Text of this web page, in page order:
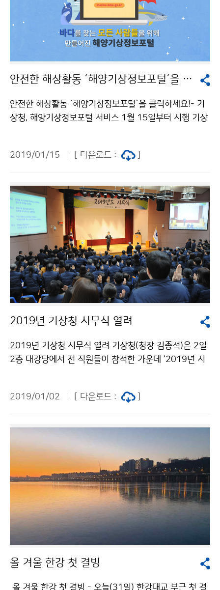
안전한 해상활동 ´해양기상정보포털´을 클릭하세요!
안전한 해상활동 ´해양기상정보포털´을 클릭하세요!- 기
상청, 해양기상정보포털 서비스 1월 15일부터 시행 기상
해양기상정보를 한 곳에서 볼 수 있는 ‘해양기상정보포털
합니다.
2019/01/15 [ 다운로드 :
2019년 기상청 시무식 열려
2019년 기상청 시무식 열려 기상청(청장 김종석)은 2일
2층 대강당에서 전 직원들이 참석한 가운데 ‘2019년 시
道: 어려움을 이기고 새 길을 뚫겠다)의 자세로 국민들로
것이라고 밝혔습니다.
2019/01/02 [ 다운로드 :
올 겨울 한강 첫 결빙
올 겨울 한강 첫 결빙 - 오늘(31일) 한강대교 부근 첫 결